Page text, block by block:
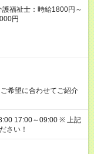
福祉士：時給1800円～
円
希望に合わせてご紹介
～09:00 ※ 上記
さい！